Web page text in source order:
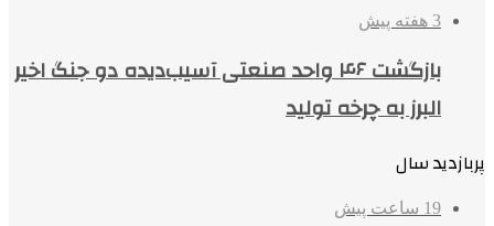
3 هفته پیش
بازگشت ۴۶ واحد صنعتی آسیب‌دیده دو جنگ اخیر
البرز به چرخه تولید
پربازدید سال
19 ساعت پیش